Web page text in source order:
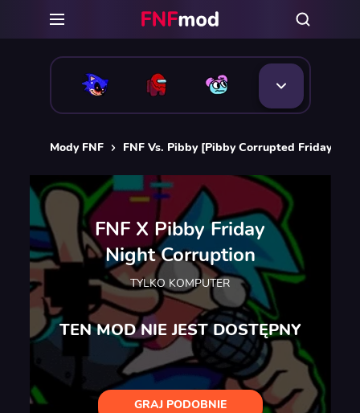
Mody FNF FNF Vs. Pibby [Pibby Corrupted Friday
FNF X Pibby Friday
Night Corruption
TYLKO KOMPUTER
TEN MOD NIE JEST DOSTĘPNY
GRAJ PODOBNIE